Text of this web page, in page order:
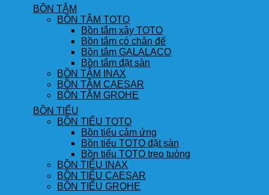
BỒN TẮM
BỒN TẮM TOTO
Bồn tắm xây TOTO
Bồn tắm có chân đế
Bồn tắm GALALACO
Bồn tắm đặt sàn
BỒN TẮM INAX
BỒN TẮM CAESAR
BỒN TẮM GROHE
BỒN TIỂU
BỒN TIỂU TOTO
Bồn tiểu cảm ứng
Bồn tiểu TOTO đặt sàn
Bồn tiểu TOTO treo tuòng
BỒN TIỂU INAX
BỒN TIỂU CAESAR
BỒN TIỂU GROHE